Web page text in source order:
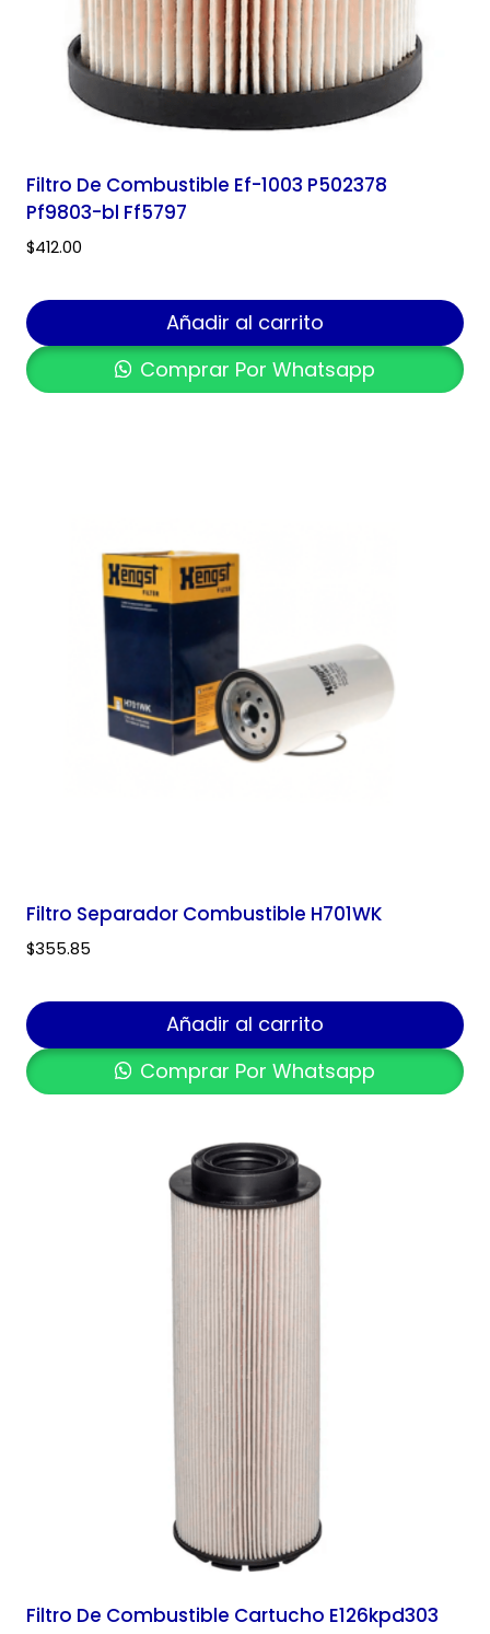
Filtro De Combustible Ef-1003 P502378
Pf9803-bl Ff5797
$412.00
Añadir al carrito
Comprar Por Whatsapp
Filtro Separador Combustible H701WK
$355.85
Añadir al carrito
Comprar Por Whatsapp
Filtro De Combustible Cartucho E126kpd303